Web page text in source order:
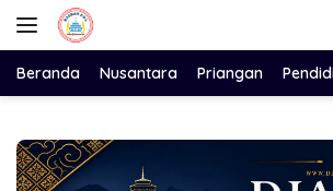
Langsung
Beranda Nusantara Priangan